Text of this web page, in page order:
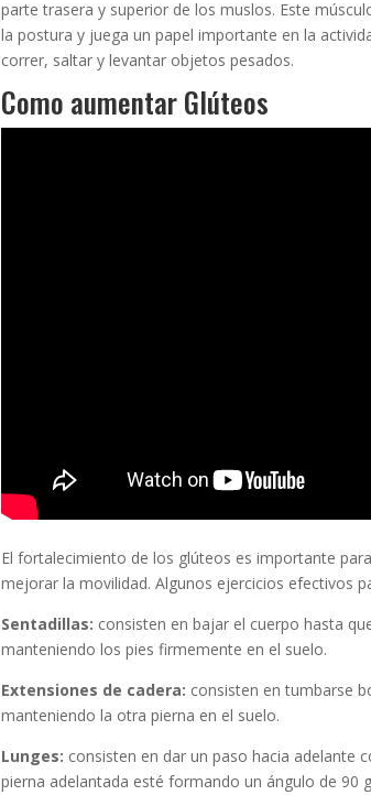
parte trasera y superior de los muslos. Este
la postura y juega un papel importante en la
correr, saltar y levantar objetos pesados.
Como aumentar Glúteos
El fortalecimiento de los glúteos es importante
mejorar la movilidad. Algunos ejercicios efectivos
Sentadillas: consisten en bajar el cuerpo hasta
manteniendo los pies firmemente en el suelo.
Extensiones de cadera: consisten en tumbarse
manteniendo la otra pierna en el suelo.
Lunges: consisten en dar un paso hacia adelante
pierna adelantada esté formando un ángulo de 90